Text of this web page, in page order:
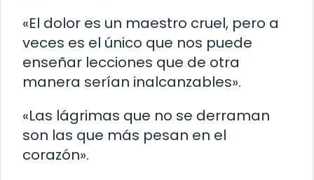
«El dolor es un maestro cruel, pero a
veces es el único que nos puede
enseñar lecciones que de otra
manera serían inalcanzables».
«Las lágrimas que no se derraman
son las que más pesan en el
corazón».